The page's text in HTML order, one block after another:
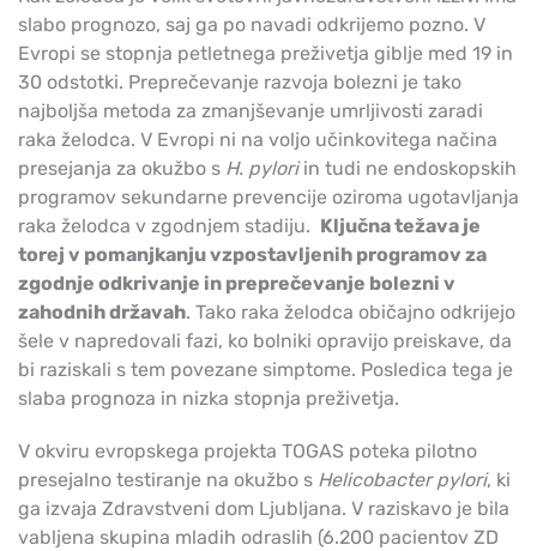
slabo prognozo, saj ga po navadi odkrijemo pozno. V
Evropi se stopnja petletnega preživetja giblje med 19 in
30 odstotki. Preprečevanje razvoja bolezni je tako
najboljša metoda za zmanjševanje umrljivosti zaradi
raka želodca. V Evropi ni na voljo učinkovitega načina
presejanja za okužbo s H. pyloriin tudi ne endoskopskih
programov sekundarne prevencije oziroma ugotavljanja
raka želodca v zgodnjem stadiju. Ključna težava je
torej v pomanjkanju vzpostavljenih programov za
zgodnje odkrivanje in preprečevanje bolezni v
zahodnih državah. Tako raka želodca običajno odkrijejo
šele v napredovali fazi, ko bolniki opravijo preiskave, da
bi raziskali s tem povezane simptome. Posledica tega je
slaba prognoza in nizka stopnja preživetja.
V okviru evropskega projekta TOGAS poteka pilotno
presejalno testiranje na okužbo s Helicobacter pylori, ki
ga izvaja Zdravstveni dom Ljubljana. V raziskavo je bila
vabljena skupina mladih odraslih (6.200 pacientov ZD